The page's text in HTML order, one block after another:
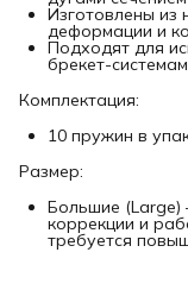
Изготовлены
деформации и
Подходят для
брекет-
Комплектация:
10 пружин в
Размер:
Большие
коррекции и
требуется